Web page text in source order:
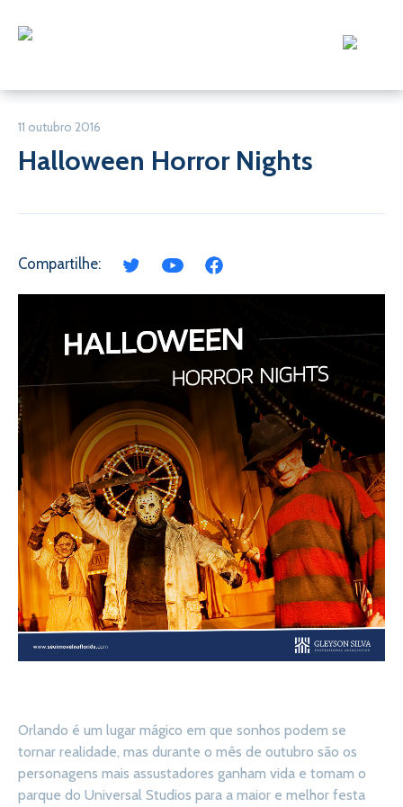
11 outubro 2016
Halloween Horror Nights
Compartilhe:
Orlando é um lugar mágico em que sonhos podem se
tornar realidade, mas durante o mês de outubro são os
personagens mais assustadores ganham vida e tomam o
parque do Universal Studios para a maior e melhor festa